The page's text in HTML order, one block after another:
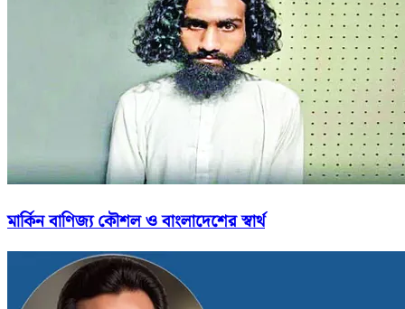
মার্কিন বাণিজ্য কৌশল ও বাংলাদেশের স্বার্থ